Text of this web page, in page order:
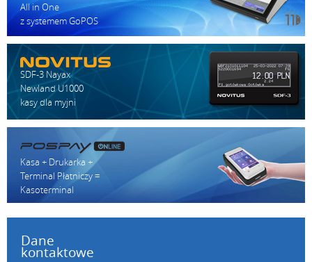
All in One
z systemem GoPOS
SDF-3 Nayax
Newland U1000
kasy dla myjni
Kasa + Drukarka +
Terminal Płatniczy =
Kasoterminal
Dane
kontaktowe